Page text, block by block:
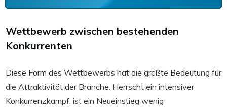
Wettbewerb zwischen bestehenden
Konkurrenten
Diese Form des Wettbewerbs hat die größte Bedeutung für
die Attraktivität der Branche. Herrscht ein intensiver
Konkurrenzkampf, ist ein Neueinstieg wenig